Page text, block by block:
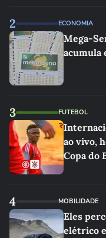
2 ECONOMIA
Mega-
acumula
3 FUTEBOL
ao vivo,
Copa do
4 MOBILIDADE
Eles
elétrico